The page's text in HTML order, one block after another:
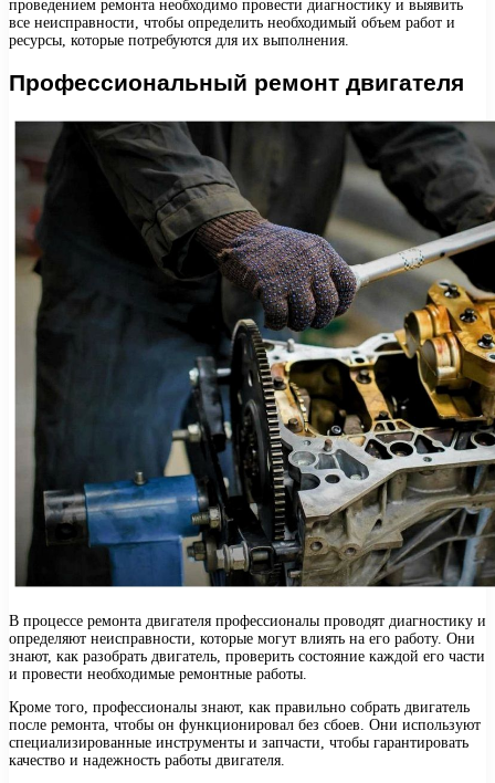
проведением ремонта необходимо провести диагностику и выявить
все неисправности, чтобы определить необходимый объем работ и
ресурсы, которые потребуются для их выполнения.
Профессиональный ремонт двигателя
В процессе ремонта двигателя профессионалы проводят диагностику и
определяют неисправности, которые могут влиять на его работу. Они
знают, как разобрать двигатель, проверить состояние каждой его части
и провести необходимые ремонтные работы.
Кроме того, профессионалы знают, как правильно собрать двигатель
после ремонта, чтобы он функционировал без сбоев. Они используют
специализированные инструменты и запчасти, чтобы гарантировать
качество и надежность работы двигателя.